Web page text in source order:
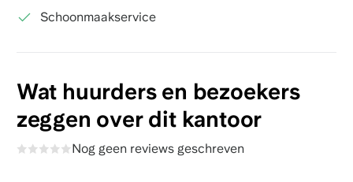
Schoonmaakservice
Wat huurders en bezoekers
zeggen over dit kantoor
Nog geen reviews geschreven